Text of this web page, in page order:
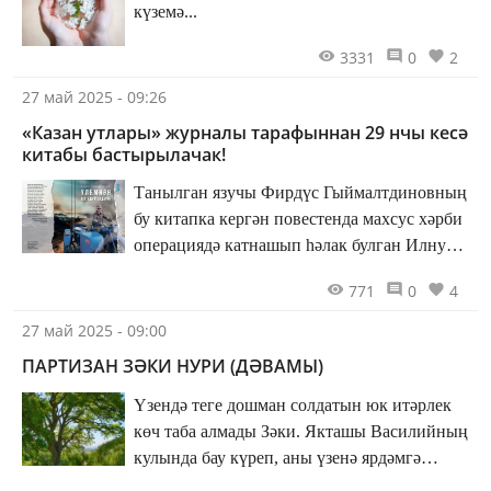
күземә...
3331 0
2
27 май 2025 - 09:26
«Казан утлары» журналы тарафыннан 29 нчы кесә
китабы бастырылачак!
Танылган язучы Фирдүс Гыймалтдиновның
бу китапка кергән повестенда махсус хәрби
операциядә катнашып һәлак булган Илнур
771 0
4
27 май 2025 - 09:00
ПАРТИЗАН ЗӘКИ НУРИ (ДӘВАМЫ)
Үзендә теге дошман солдатын юк итәрлек
көч таба алмады Зәки. Якташы Василийның
кулында бау күреп, аны үзенә ярдәмгә